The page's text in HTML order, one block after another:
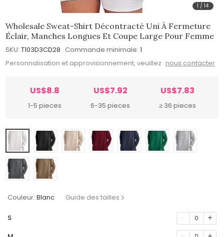
1 /14
Wholesale Sweat-Shirt Décontracté Uni À Fermeture
Éclair, Manches Longues Et Coupe Large Pour Femme
SKU: T103D3CD28 Commande minimale: 1
Personnalisation et approvisionnement, veuillez nous contacter
US$8.8
1-5 pieces
US$7.92
6-35 pieces
US$7.83
≥ 36 pieces
Couleur: Blanc Guide des tailles
S 0